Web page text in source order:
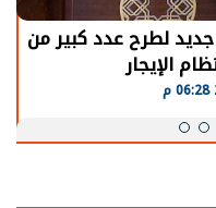
لطرح عدد كبير من
الإيجار